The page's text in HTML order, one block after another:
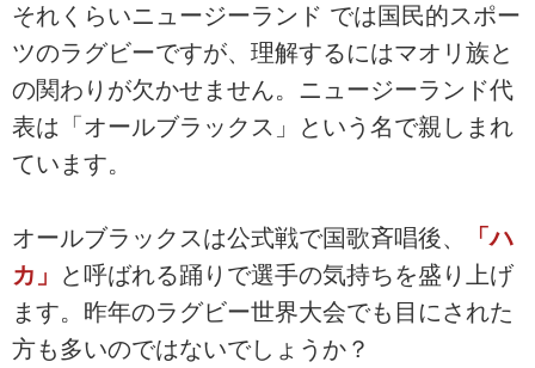
それくらいニュージーランド では国民的スポー
ツのラグビーですが、理解するにはマオリ族と
の関わりが欠かせません。ニュージーランド代
表は「オールブラックス」という名で親しまれ
ています。
オールブラックスは公式戦で国歌斉唱後、
「ハ
カ」
と呼ばれる踊りで選手の気持ちを盛り上げ
ます。昨年のラグビー世界大会でも目にされた
方も多いのではないでしょうか？